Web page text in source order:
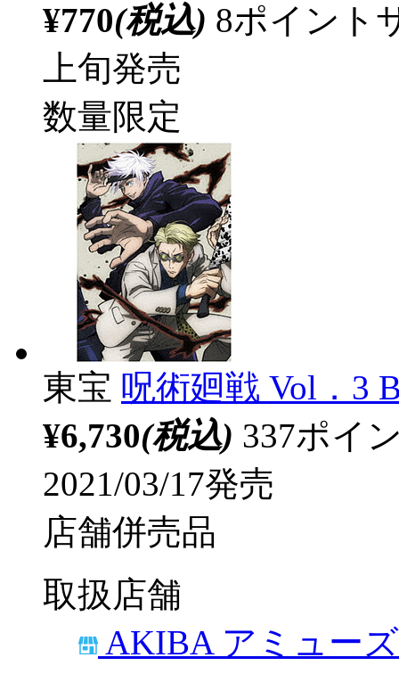
¥770(税込) 8ポイント
上旬発売
数量限定
東宝 呪術廻戦 Vol．3
¥6,730(税込) 337ポイ
2021/03/17発売
店舗併売品
取扱店舗
AKIBA アミュー